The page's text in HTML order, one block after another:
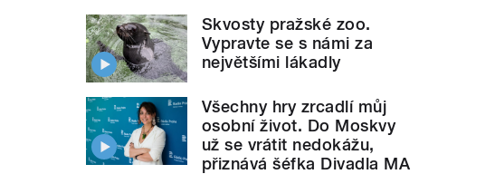
Skvosty pražské zoo.
Vypravte se s námi za
největšími lákadly
Všechny hry zrcadlí můj
osobní život. Do Moskvy
už se vrátit nedokážu,
přiznává šéfka Divadla MA